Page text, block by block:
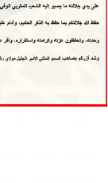
كنا نعبر
البلْعمان، كأنها
كانت أسماء
مقيليبة، أولاد